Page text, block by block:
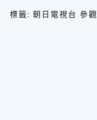
標籤: 朝日電視台 參觀